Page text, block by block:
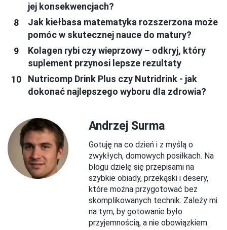
jej konsekwencjach?
Jak kiełbasa matematyka rozszerzona może
pomóc w skutecznej nauce do matury?
Kolagen rybi czy wieprzowy – odkryj, który
suplement przynosi lepsze rezultaty
Nutricomp Drink Plus czy Nutridrink - jak
dokonać najlepszego wyboru dla zdrowia?
Andrzej Surma
Gotuję na co dzień i z myślą o
zwykłych, domowych posiłkach. Na
blogu dzielę się przepisami na
szybkie obiady, przekąski i desery,
które można przygotować bez
skomplikowanych technik. Zależy mi
na tym, by gotowanie było
przyjemnością, a nie obowiązkiem.